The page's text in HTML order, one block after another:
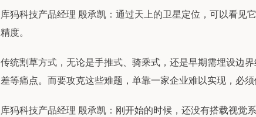
库犸科技产品经理 殷承凯：通过天上的卫星定位，可以看见
精度。
传统割草方式，无论是手推式、骑乘式，还是早期需埋设边
差等痛点。而要攻克这些难题，单靠一家企业难以实现，必须
库犸科技产品经理 殷承凯：刚开始的时候，还没有搭载视觉